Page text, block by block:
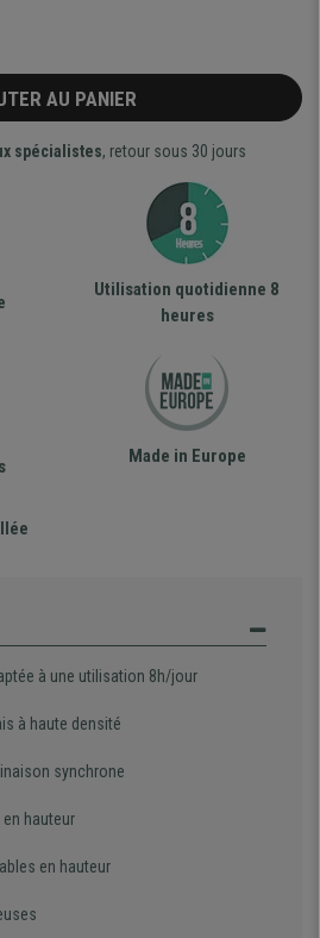
AU PANIER
spécialistes, retour sous 30 jours
Utilisation quotidienne 8
heures
Made in Europe
à une utilisation 8h/jour
à haute densité
synchrone
hauteur
en hauteur